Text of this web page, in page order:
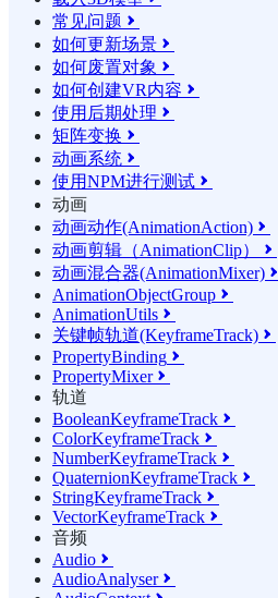
常见问题 
如何更新场景 
如何废置对象 
如何创建VR内容 
使用后期处理 
矩阵变换 
动画系统 
使用NPM进行测试 
动画
动画动作(AnimationAction) 
动画剪辑（AnimationClip） 
动画混合器(AnimationMixer) 
AnimationObjectGroup 
AnimationUtils 
关键帧轨道(KeyframeTrack) 
PropertyBinding 
PropertyMixer
轨道
BooleanKeyframeTrack 
ColorKeyframeTrack 
NumberKeyframeTrack 
QuaternionKeyframeTrack 
StringKeyframeTrack 
VectorKeyframeTrack 
音频
Audio 
AudioAnalyser